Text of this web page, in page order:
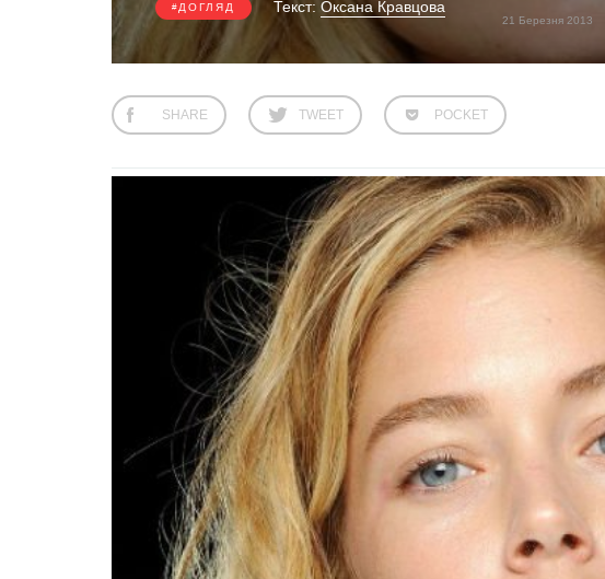
ДОГЛЯД Текст: Оксана Кравцова
21 Березня 2013
SHARE TWEET POCKET